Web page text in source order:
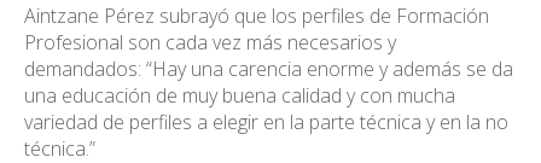
Aintzane Pérez subrayó que los perfiles de Formación
Profesional son cada vez más necesarios y
demandados: “Hay una carencia enorme y además se da
una educación de muy buena calidad y con mucha
variedad de perfiles a elegir en la parte técnica y en la no
técnica.”